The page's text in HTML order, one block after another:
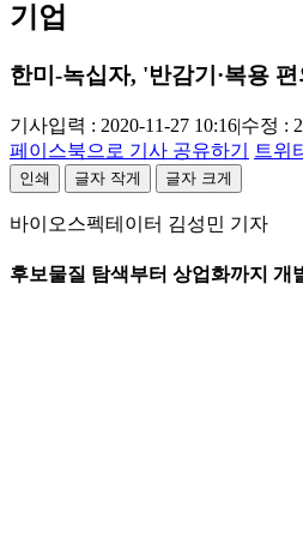
기업
한미-녹십자, '반감기·복용
기사입력 : 2020-11-27 10:16|수정 :
페이스북으로 기사 공유하기
트위
인쇄 글자 작게 글자 크게
바이오스펙테이터 김성민 기자
후보물질 탐색부터 상업화까지 개